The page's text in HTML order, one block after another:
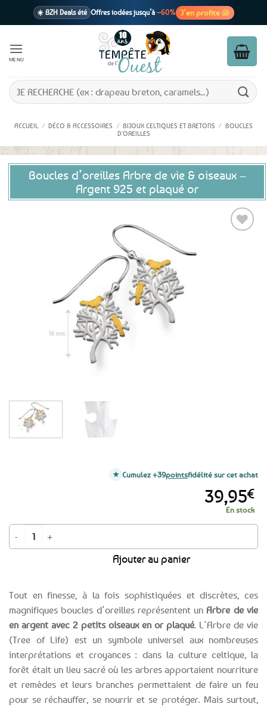
☀️ BZH Deals été Offres iodées jusqu’à –60% J’en profite 🐚
1 cadeau offertdès 39€ d’achats
En point relais dès 3,95€ seulement
MENU
Recherche
pour :
ACCUEIL / DÉCO & ACCESSOIRES / BIJOUX CELTIQUES ET BRETONS / BOUCLES
D'OREILLES
Boucles d’oreilles Arbre de vie & oiseaux –
Argent 925 et plaqué or
Tout en finesse, à la fois sophistiquées et discrètes, ces
magnifiques boucles d’oreilles représentent un Arbre de vie
en argent avec 2 petits oiseaux en or plaqué. L’Arbre de vie
(Tree of Life) est un symbole universel aux nombreuses
interprétations et croyances : dans la culture celtique, la
forêt était un lieu sacré où les arbres apportaient nourriture
et remèdes et leurs branches permettaient de faire un feu
pour se réchauffer, se nourrir et se protéger. Mais surtout,
39,95€
En stock
quantité de Boucles d'oreilles Arbre de vie & oiseaux - Argent 925 et
Ajouter au panier
Cumulez +39pointsfidélité sur cet achat